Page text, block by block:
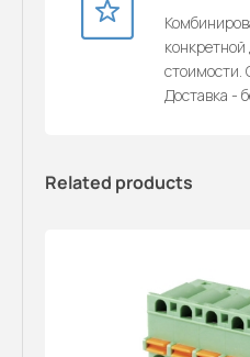
стоимости.
Доставка -
Related products